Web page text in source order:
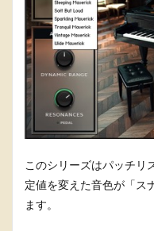
このシリーズはパッチリ
定値を変えた音色が「ス
ます。